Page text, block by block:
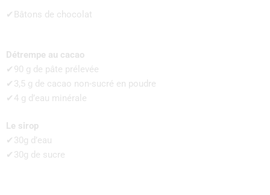
✔Bâtons de chocolat
Détrempe au cacao
✔90 g de pâte prélevée
✔3,5 g de cacao non-sucré en poudre
✔4 g d’eau minérale
Le sirop
✔30g d’eau
✔30g de sucre